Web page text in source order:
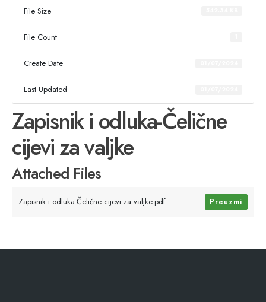
File Size
File Count
Create Date
Last Updated
Zapisnik i odluka-Čelične
cijevi za valjke
Attached Files
Zapisnik i odluka-Čelične cijevi za valjke.pdf Preuzmi